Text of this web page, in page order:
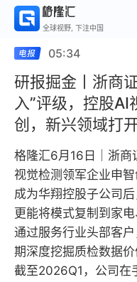
全球视野, 下注中国
05:34
研报掘金丨浙商
入”评级，控股AI
创，新兴领域打
格隆汇6月16日｜浙商
视觉检测领军企业申
成为华翔控股子公司
更能将模式复制到家
通过服务行业头部客
期深度挖掘质检数据价
截至2026Q1，公司在